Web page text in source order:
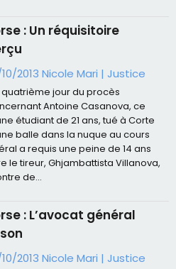
: Un réquisitoire
2013 Nicole Mari |Justice
quatrième jour du procès
Antoine Casanova, ce
étudiant de 21 ans, tué à Corte
balle dans la nuque au cours
a requis une peine de 14 ans
le tireur, Ghjambattista Villanova,
de...
: L’avocat général
2013 Nicole Mari |Justice